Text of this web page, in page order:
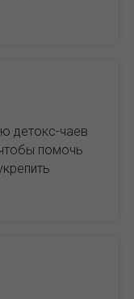
детокс-чаев
помочь